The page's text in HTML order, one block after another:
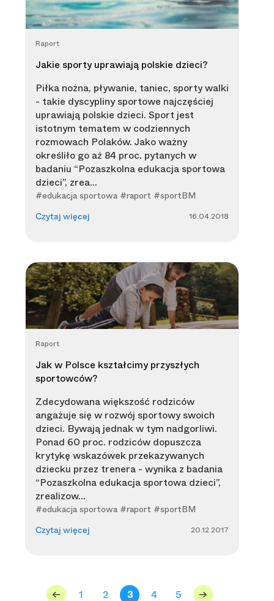
Raport
Jakie sporty uprawiają polskie dzieci?
Piłka nożna, pływanie, taniec, sporty walki
- takie dyscypliny sportowe najczęściej
uprawiają polskie dzieci. Sport jest
istotnym tematem w codziennych
rozmowach Polaków. Jako ważny
określiło go aż 84 proc. pytanych w
badaniu “Pozaszkolna edukacja sportowa
dzieci”, zrea...
#edukacja sportowa #raport #sportBM
Czytaj więcej 16.04.2018
Raport
Jak w Polsce kształcimy przyszłych
sportowców?
Zdecydowana większość rodziców
angażuje się w rozwój sportowy swoich
dzieci. Bywają jednak w tym nadgorliwi.
Ponad 60 proc. rodziców dopuszcza
krytykę wskazówek przekazywanych
dziecku przez trenera - wynika z badania
“Pozaszkolna edukacja sportowa dzieci”,
zrealizow...
#edukacja sportowa #raport #sportBM
Czytaj więcej 20.12.2017
<- 1 2 3 4 5 ->